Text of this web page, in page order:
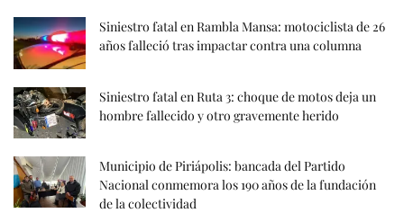
Siniestro fatal en Rambla Mansa: motociclista de 26
años falleció tras impactar contra una columna
Siniestro fatal en Ruta 3: choque de motos deja un
hombre fallecido y otro gravemente herido
Municipio de Piriápolis: bancada del Partido
Nacional conmemora los 190 años de la fundación
de la colectividad